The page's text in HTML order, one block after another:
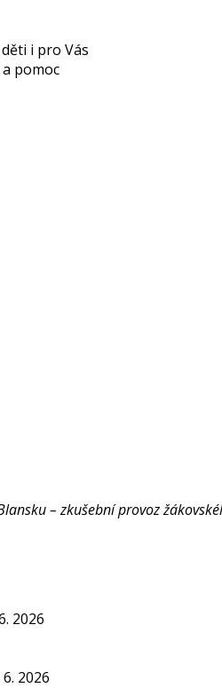
i pro Vás
pomoc
– zkušební provoz
2026
6. 2026